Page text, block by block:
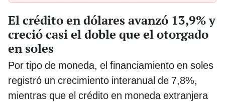
El crédito en dólares avanzó 13,9% y
creció casi el doble que el otorgado
en soles
Por tipo de moneda, el financiamiento en soles
registró un crecimiento interanual de 7,8%,
mientras que el crédito en moneda extranjera